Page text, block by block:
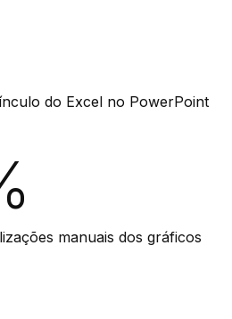
do Excel no PowerPoint
manuais dos gráficos